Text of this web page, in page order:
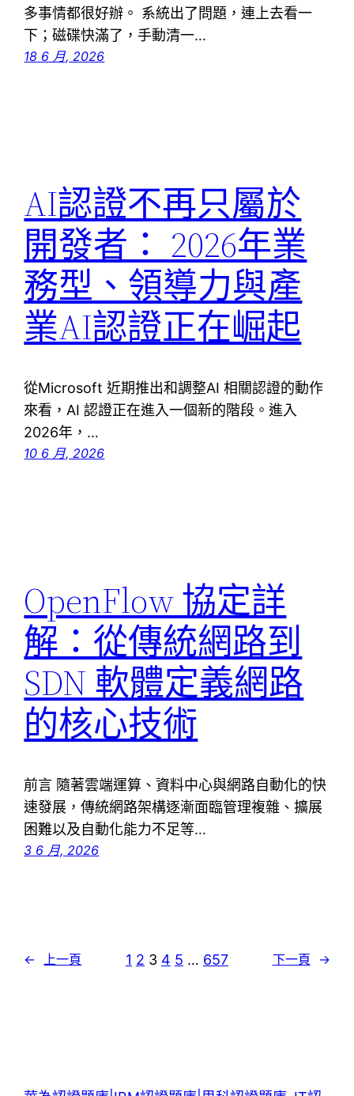
多事情都很好辦。 系統出了問題，連上去看一
下；磁碟快滿了，手動清一…
18 6 月, 2026
AI認證不再只屬於
開發者： 2026年業
務型、領導力與產
業AI認證正在崛起
從Microsoft 近期推出和調整AI 相關認證的動作
來看，AI 認證正在進入一個新的階段。進入
2026年，…
10 6 月, 2026
OpenFlow 協定詳
解：從傳統網路到
SDN 軟體定義網路
的核心技術
前言 隨著雲端運算、資料中心與網路自動化的快
速發展，傳統網路架構逐漸面臨管理複雜、擴展
困難以及自動化能力不足等…
3 6 月, 2026
← 上一頁 1 2 3 4 5 … 657 下一頁 →